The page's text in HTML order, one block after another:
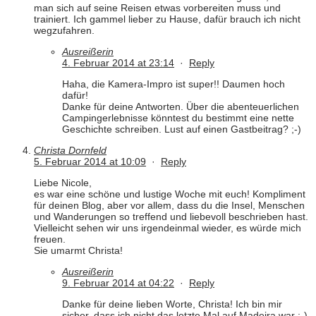
man sich auf seine Reisen etwas vorbereiten muss und
trainiert. Ich gammel lieber zu Hause, dafür brauch ich nicht
wegzufahren.
Ausreißerin
4. Februar 2014 at 23:14 · Reply
Haha, die Kamera-Impro ist super!! Daumen hoch
dafür!
Danke für deine Antworten. Über die abenteuerlichen
Campingerlebnisse könntest du bestimmt eine nette
Geschichte schreiben. Lust auf einen Gastbeitrag? ;-)
Christa Dornfeld
5. Februar 2014 at 10:09 · Reply
Liebe Nicole,
es war eine schöne und lustige Woche mit euch! Kompliment
für deinen Blog, aber vor allem, dass du die Insel, Menschen
und Wanderungen so treffend und liebevoll beschrieben hast.
Vielleicht sehen wir uns irgendeinmal wieder, es würde mich
freuen.
Sie umarmt Christa!
Ausreißerin
9. Februar 2014 at 04:22 · Reply
Danke für deine lieben Worte, Christa! Ich bin mir